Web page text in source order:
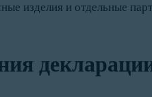
изделия и отдельные